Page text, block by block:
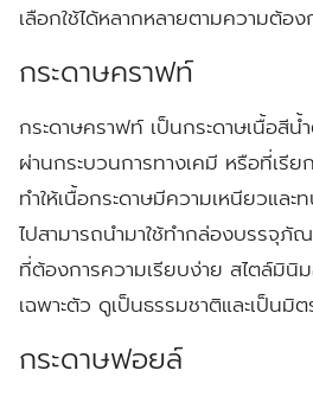
เลือกใช้ได้หลากหลายตามความต้อ
กระดาษคราฟท์
กระดาษคราฟท์ เป็นกระดาษเนื้อสีน้
ผ่านกระบวนการทางเคมี หรือที่เรี
ทำให้เนื้อกระดาษมีความเหนียวแล
ไปสามารถนำมาใช้ทำกล่องบรรจุภั
ที่ต้องการความเรียบง่าย สไตล์มินิ
เฉพาะตัว ดูเป็นธรรมชาติและเป็น
กระดาษฟอยล์